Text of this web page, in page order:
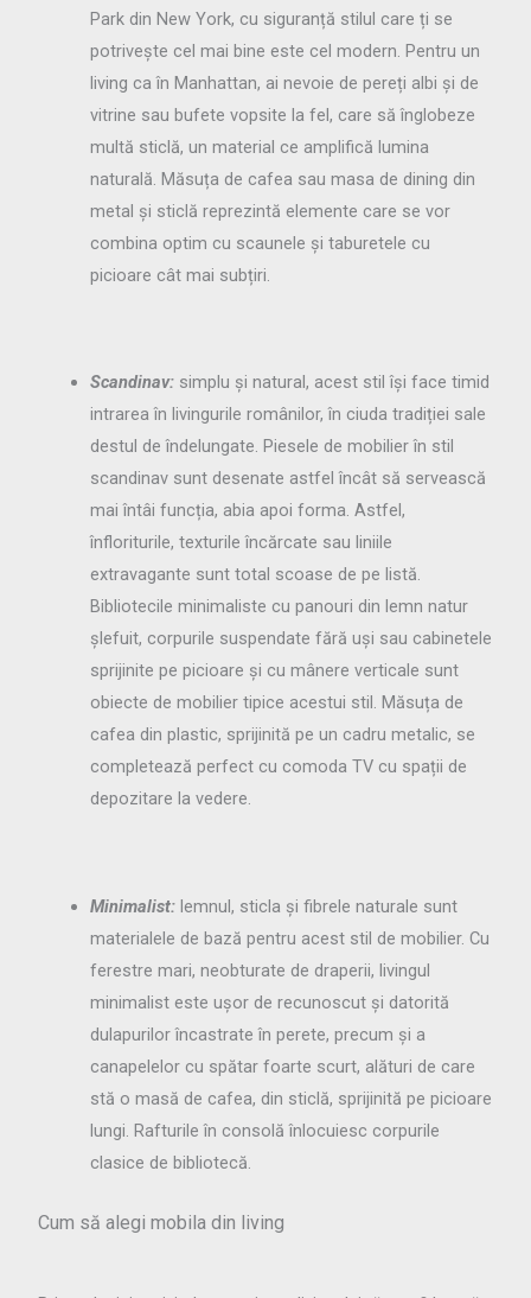
Park din New York, cu siguranță stilul care ți se
potrivește cel mai bine este cel modern. Pentru un
living ca în Manhattan, ai nevoie de pereți albi și de
vitrine sau bufete vopsite la fel, care să înglobeze
multă sticlă, un material ce amplifică lumina
naturală. Măsuța de cafea sau masa de dining din
metal și sticlă reprezintă elemente care se vor
combina optim cu scaunele și taburetele cu
picioare cât mai subțiri.
Scandinav: simplu și natural, acest stil își face timid
intrarea în livingurile românilor, în ciuda tradiției sale
destul de îndelungate. Piesele de mobilier în stil
scandinav sunt desenate astfel încât să servească
mai întâi funcția, abia apoi forma. Astfel,
înfloriturile, texturile încărcate sau liniile
extravagante sunt total scoase de pe listă.
Bibliotecile minimaliste cu panouri din lemn natur
șlefuit, corpurile suspendate fără uși sau cabinetele
sprijinite pe picioare și cu mânere verticale sunt
obiecte de mobilier tipice acestui stil. Măsuța de
cafea din plastic, sprijinită pe un cadru metalic, se
completează perfect cu comoda TV cu spații de
depozitare la vedere.
Minimalist: lemnul, sticla și fibrele naturale sunt
materialele de bază pentru acest stil de mobilier. Cu
ferestre mari, neobturate de draperii, livingul
minimalist este ușor de recunoscut și datorită
dulapurilor încastrate în perete, precum și a
canapelelor cu spătar foarte scurt, alături de care
stă o masă de cafea, din sticlă, sprijinită pe picioare
lungi. Rafturile în consolă înlocuiesc corpurile
clasice de bibliotecă.
Cum să alegi mobila din living